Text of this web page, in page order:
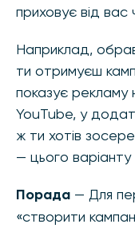
приховує від
Наприклад,
ти отримуєш
показує рекламу
YouTube, у
ж ти хотів
— цього
Порада — Для
«створити